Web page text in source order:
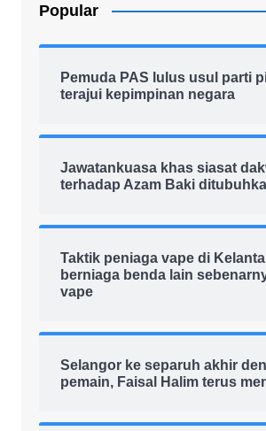
Popular
Pemuda PAS lulus usul parti
terajui kepimpinan negara
Jawatankuasa khas siasat
terhadap Azam Baki
Taktik peniaga vape di
berniaga benda lain
vape
Selangor ke separuh akhir
pemain, Faisal Halim terus